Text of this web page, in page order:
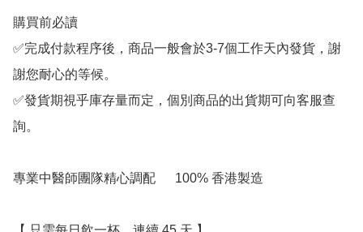
購買前必讀
✅完成付款程序後，商品一般會於3-7個工作天內發貨，謝
謝您耐心的等候。
✅發貨期視乎庫存量而定，個別商品的出貨期可向客服查
詢。
專業中醫師團隊精心調配      100% 香港製造